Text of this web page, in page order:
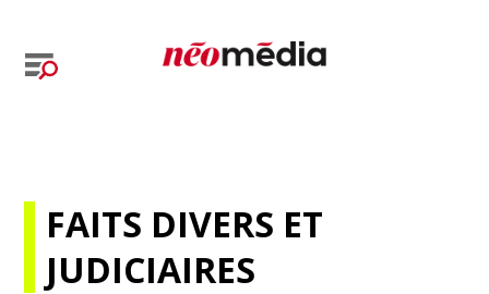
FAITS DIVERS ET
JUDICIAIRES